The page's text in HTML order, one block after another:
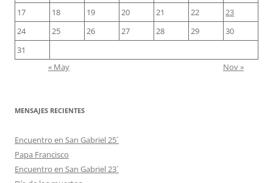
17
18 19 20 21 22
23
24
25 26 27 28 29
30
31
« May
Nov »
MENSAJES RECIENTES
Encuentro en San Gabriel 25´
Papa Francisco
Encuentro en San Gabriel 23´